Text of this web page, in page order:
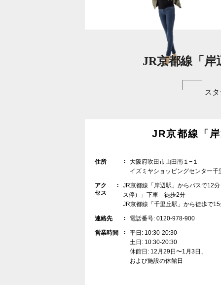
JR京都線「
ス
JR京都線「
住所
大阪府吹田市山田南１−１
イズミヤショッピングセンター千
アク
セス
JR京都線「岸辺駅」からバスで12
ス停）」下車 徒歩2分
JR京都線「千里丘駅」から徒歩で15
連絡先 電話番号: 0120-978-900
営業時間
平日: 10:30-20:30
土日: 10:30-20:30
休館日: 12月29日〜1月3日、
および施設の休館日